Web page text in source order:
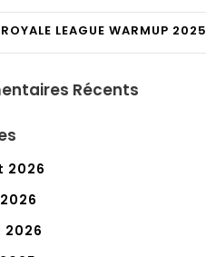
LEAGUE WARMUP 2025
Récents
2026
2026